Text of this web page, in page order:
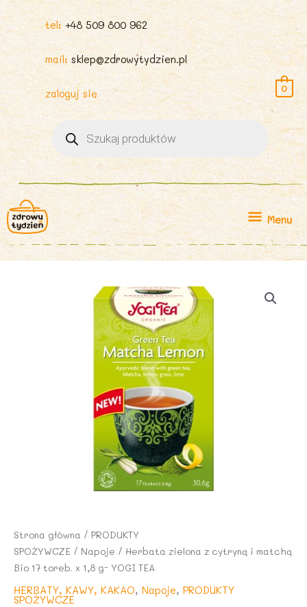
tel: +48 509 800 962
mail: sklep@zdrowytydzien.pl
zaloguj się
produktów
0
Menu
Menu
Strona główna / PRODUKTY
SPOŻYWCZE / Napoje / Herbata zielona z cytryną i matchą
Bio 17 toreb. x 1,8 g- YOGI TEA
HERBATY, KAWY, KAKAO, Napoje, PRODUKTY
SPOŻYWCZE